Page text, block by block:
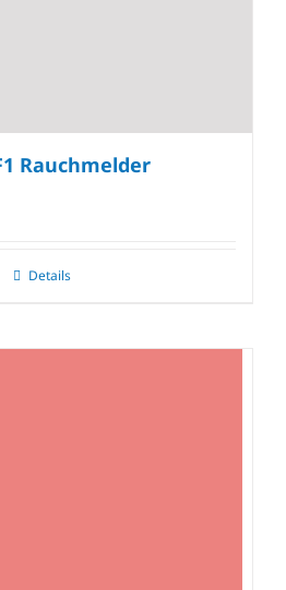
Rauchmelder
Details